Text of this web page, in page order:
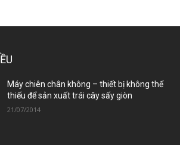
Máy chiên chân không – thiết bị không thể
thiếu để sản xuất trái cây sấy giòn
21/07/2014